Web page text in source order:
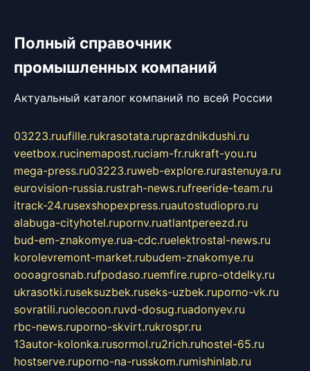
Полный справочник
промышленных компаний
Актуальный каталог компаний по всей России
03223.ruufille.rukrasotata.ruprazdnikdushi.ru
veetbox.rucinemapost.ruciam-fr.rukraft-you.ru
mega-press.ru03223.ruweb-explore.rurastenuya.ru
eurovision-russia.rustrah-news.rufreeride-team.ru
itrack-24.rusexshopexpress.ruautostudiopro.ru
alabuga-cityhotel.rupornv.ruatlantpereezd.ru
bud-em-znakomye.rua-cdc.ruelektrostal-news.ru
korolevremont-market.rubudem-znakomye.ru
oooagrosnab.rufpodaso.ruemfire.rupro-otdelky.ru
ukrasotki.ruseksuzbek.ruseks-uzbek.ruporno-vk.ru
sovratili.ruolecoon.ruvd-dosug.ruadonyev.ru
rbc-news.ruporno-skvirt.rukrospr.ru
13autor-kolonka.rusormol.ru2rich.ruhostel-65.ru
hostserve.ruporno-na-russkom.rumishinlab.ru